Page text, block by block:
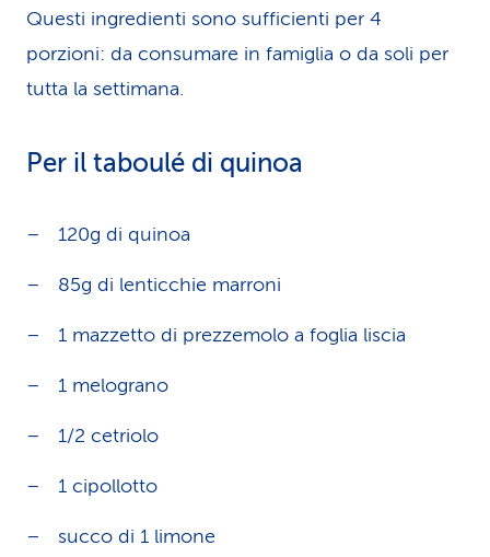
Questi ingredienti sono sufficienti per 4
porzioni: da consumare in famiglia o da soli per
tutta la settimana.
Per il taboulé di quinoa
120g di quinoa
85g di lenticchie marroni
1 mazzetto di prezzemolo a foglia liscia
1 melograno
1/2 cetriolo
1 cipollotto
succo di 1 limone